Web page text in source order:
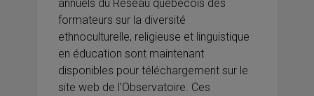
annuels du Réseau québécois des
formateurs sur la diversité
ethnoculturelle, religieuse et linguistique
en éducation sont maintenant
disponibles pour téléchargement sur le
site web de l’Observatoire. Ces